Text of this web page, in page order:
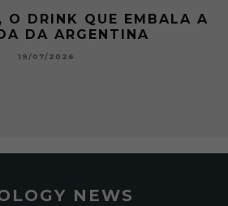
O DRINK QUE EMBALA A
DA ARGENTINA
19/07/2026
NEWS